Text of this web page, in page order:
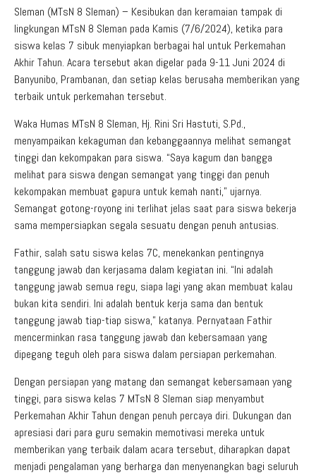
Sleman (MTsN 8 Sleman) – Kesibukan dan keramaian tampak di
lingkungan MTsN 8 Sleman pada Kamis (7/6/2024), ketika para
siswa kelas 7 sibuk menyiapkan berbagai hal untuk Perkemahan
Akhir Tahun. Acara tersebut akan digelar pada 9-11 Juni 2024 di
Banyunibo, Prambanan, dan setiap kelas berusaha memberikan yang
terbaik untuk perkemahan tersebut.
Waka Humas MTsN 8 Sleman, Hj. Rini Sri Hastuti, S.Pd.,
menyampaikan kekaguman dan kebanggaannya melihat semangat
tinggi dan kekompakan para siswa. “Saya kagum dan bangga
melihat para siswa dengan semangat yang tinggi dan penuh
kekompakan membuat gapura untuk kemah nanti,” ujarnya.
Semangat gotong-royong ini terlihat jelas saat para siswa bekerja
sama mempersiapkan segala sesuatu dengan penuh antusias.
Fathir, salah satu siswa kelas 7C, menekankan pentingnya
tanggung jawab dan kerjasama dalam kegiatan ini. “Ini adalah
tanggung jawab semua regu, siapa lagi yang akan membuat kalau
bukan kita sendiri. Ini adalah bentuk kerja sama dan bentuk
tanggung jawab tiap-tiap siswa,” katanya. Pernyataan Fathir
mencerminkan rasa tanggung jawab dan kebersamaan yang
dipegang teguh oleh para siswa dalam persiapan perkemahan.
Dengan persiapan yang matang dan semangat kebersamaan yang
tinggi, para siswa kelas 7 MTsN 8 Sleman siap menyambut
Perkemahan Akhir Tahun dengan penuh percaya diri. Dukungan dan
apresiasi dari para guru semakin memotivasi mereka untuk
memberikan yang terbaik dalam acara tersebut, diharapkan dapat
menjadi pengalaman yang berharga dan menyenangkan bagi seluruh